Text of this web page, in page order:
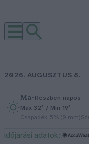
2026. AUGUSZTUS 8.
Ma–Részben napos
Max 32° / Min 19°
Csapadék: 5% (0 mm)
időjárási adatok: